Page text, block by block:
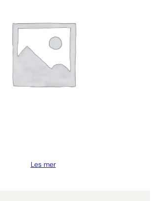
Les mer